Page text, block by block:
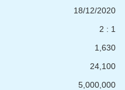
18/12/2020
2 : 1
1,630
24,100
5,000,000